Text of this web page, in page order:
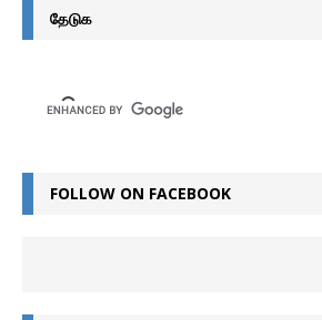
தேடுக
FOLLOW ON FACEBOOK